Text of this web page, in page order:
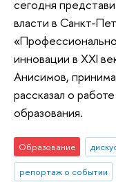
сегодня
власти в Санкт-
инновации в XXI
Анисимов,
рассказал о
образования.
Образование
репортаж о событии